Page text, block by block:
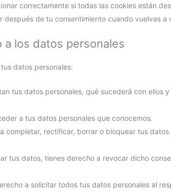
correctamente si todas las cookies están
de tu consentimiento cuando vuelvas a
los datos personales
datos personales:
tus datos personales, qué sucederá con ellos
a tus datos personales que conocemos.
completar, rectificar, borrar o bloquear tus
tus datos, tienes derecho a revocar dicho
a solicitar todos tus datos personales al